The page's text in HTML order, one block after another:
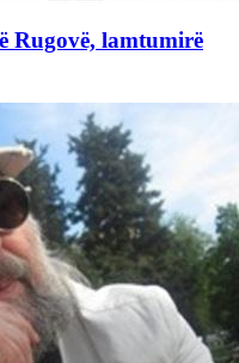
Rugovë, lamtumirë